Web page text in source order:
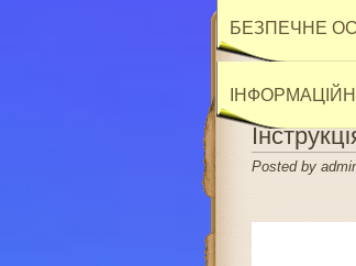
БЕЗПЕЧНЕ
Posted by